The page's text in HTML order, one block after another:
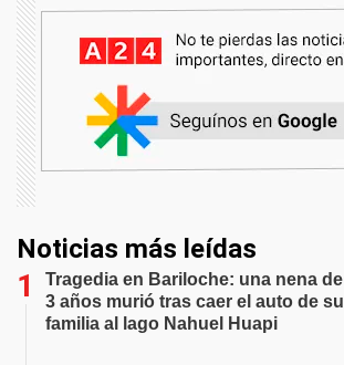
Noticias más leídas
Tragedia en Bariloche: una nena de
3 años murió tras caer el auto de su
familia al lago Nahuel Huapi